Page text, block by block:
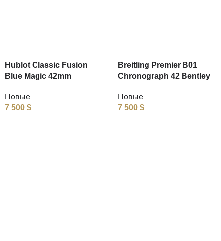
Hublot Classic Fusion
Blue Magic 42mm
Новые
7 500 $
Breitling Premier B01
Chronograph 42 Bentley
Новые
7 500 $